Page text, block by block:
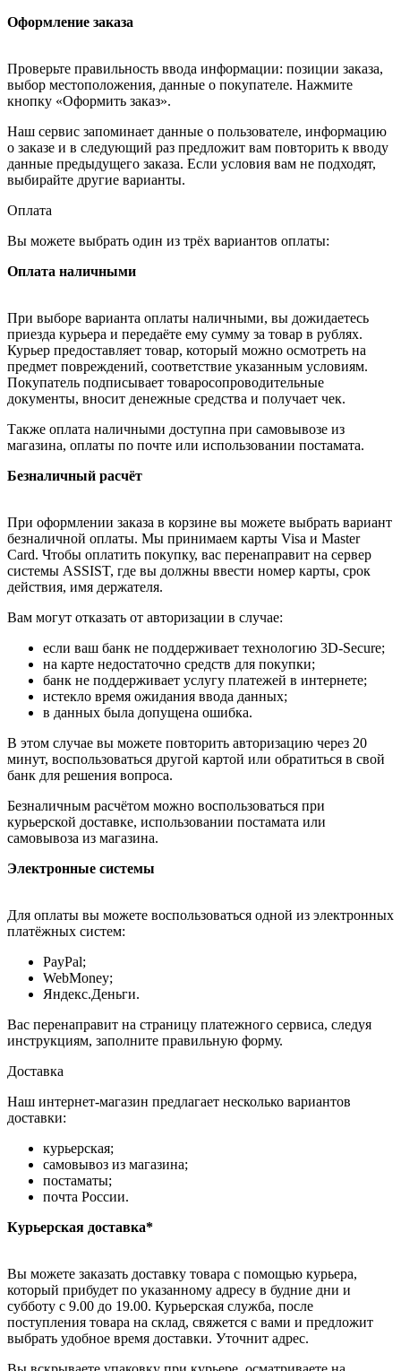
Оформление заказа
Проверьте правильность ввода информации: позиции заказа,
выбор местоположения, данные о покупателе. Нажмите
кнопку «Оформить заказ».
Наш сервис запоминает данные о пользователе, информацию
о заказе и в следующий раз предложит вам повторить к вводу
данные предыдущего заказа. Если условия вам не подходят,
выбирайте другие варианты.
Оплата
Вы можете выбрать один из трёх вариантов оплаты:
Оплата наличными
При выборе варианта оплаты наличными, вы дожидаетесь
приезда курьера и передаёте ему сумму за товар в рублях.
Курьер предоставляет товар, который можно осмотреть на
предмет повреждений, соответствие указанным условиям.
Покупатель подписывает товаросопроводительные
документы, вносит денежные средства и получает чек.
Также оплата наличными доступна при самовывозе из
магазина, оплаты по почте или использовании постамата.
Безналичный расчёт
При оформлении заказа в корзине вы можете выбрать вариант
безналичной оплаты. Мы принимаем карты Visa и Master
Card. Чтобы оплатить покупку, вас перенаправит на сервер
системы ASSIST, где вы должны ввести номер карты, срок
действия, имя держателя.
Вам могут отказать от авторизации в случае:
если ваш банк не поддерживает технологию 3D-Secure;
на карте недостаточно средств для покупки;
банк не поддерживает услугу платежей в интернете;
истекло время ожидания ввода данных;
в данных была допущена ошибка.
В этом случае вы можете повторить авторизацию через 20
минут, воспользоваться другой картой или обратиться в свой
банк для решения вопроса.
Безналичным расчётом можно воспользоваться при
курьерской доставке, использовании постамата или
самовывоза из магазина.
Электронные системы
Для оплаты вы можете воспользоваться одной из электронных
платёжных систем:
PayPal;
WebMoney;
Яндекс.Деньги.
Вас перенаправит на страницу платежного сервиса, следуя
инструкциям, заполните правильную форму.
Доставка
Наш интернет-магазин предлагает несколько вариантов
доставки:
курьерская;
самовывоз из магазина;
постаматы;
почта России.
Курьерская доставка*
Вы можете заказать доставку товара с помощью курьера,
который прибудет по указанному адресу в будние дни и
субботу с 9.00 до 19.00. Курьерская служба, после
поступления товара на склад, свяжется с вами и предложит
выбрать удобное время доставки. Уточнит адрес.